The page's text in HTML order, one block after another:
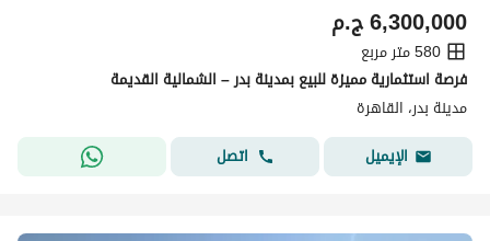
ج.م6,300,000
580 متر مربع
فرصة استثمارية مميزة للبيع بمدينة بدر – الشمالية القديمة
مدينة بدر، القاهرة
الإيميل
اتصل